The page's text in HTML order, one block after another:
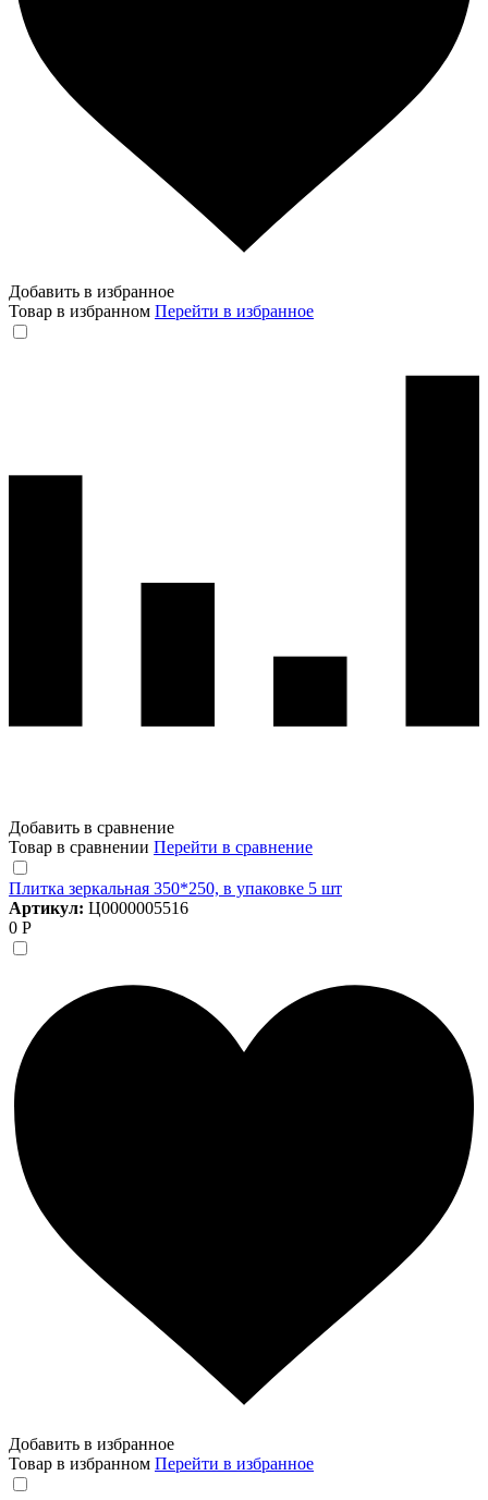
Добавить в избранное
Товар в избранном Перейти в избранное
Добавить в сравнение
Товар в сравнении Перейти в сравнение
Плитка зеркальная 350*250, в упаковке 5 шт
Артикул: Ц0000005516
0 Р
Добавить в избранное
Товар в избранном Перейти в избранное